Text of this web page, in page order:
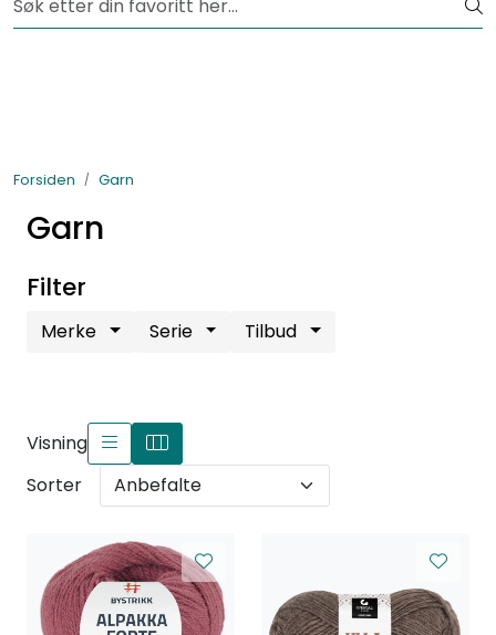
Skip to main contentFri frakt fra kr 1200,-
Forsiden Garn
Garn
Filter
Merke Serie Tilbud
Visning
Sorter
Garn
Tilbehør
Bøker